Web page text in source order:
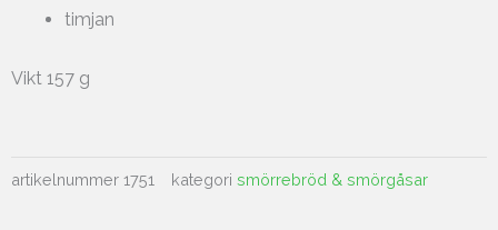
timjan
Vikt 157 g
artikelnummer 1751 kategori smörrebröd & smörgåsar